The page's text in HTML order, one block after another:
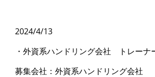
2024/4/13
・外資系ハンドリング会社 トレーナ
募集会社：外資系ハンドリング会社